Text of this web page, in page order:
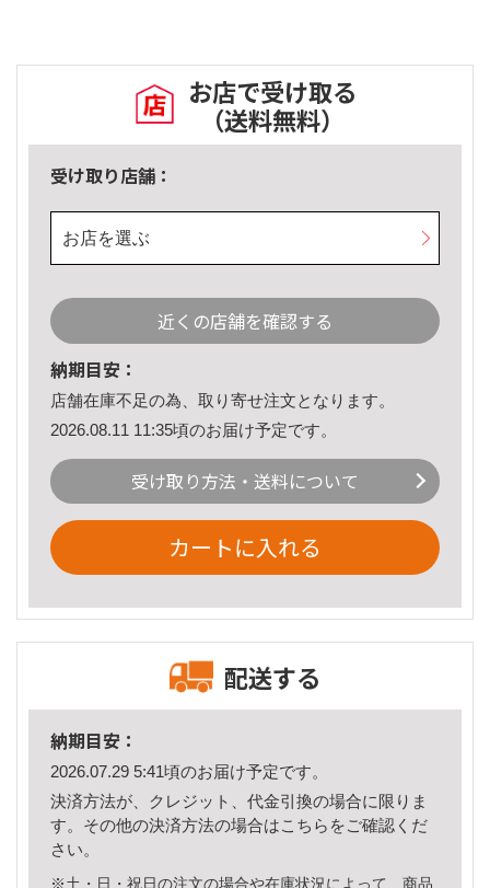
お店で受け取る
（送料無料）
受け取り店舗：
お店を選ぶ
近くの店舗を確認する
納期目安：
店舗在庫不足の為、取り寄せ注文となります。
2026.08.11 11:35頃のお届け予定です。
受け取り方法・送料について
カートに入れる
配送する
納期目安：
2026.07.29 5:41頃のお届け予定です。
決済方法が、クレジット、代金引換の場合に限りま
す。その他の決済方法の場合はこちら をご確認くだ
さい。
※土・日・祝日の注文の場合や在庫状況によって、商品